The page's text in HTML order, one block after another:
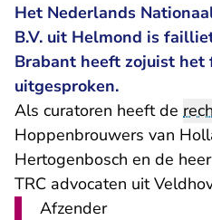
Het Nederlands
B.V. uit Helmond is
Brabant heeft zojuist
uitgesproken.
Als curatoren heeft de
Hoppenbrouwers van
Hertogenbosch en de
TRC advocaten uit
Afzender